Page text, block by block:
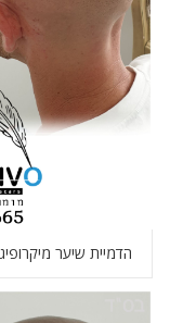
הדמיית שיער